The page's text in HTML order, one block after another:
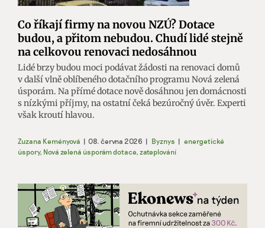
Co říkají firmy na novou NZÚ? Dotace
budou, a přitom nebudou. Chudí lidé stejně
na celkovou renovaci nedosáhnou
Lidé brzy budou moci podávat žádosti na renovaci domů
v další vlně oblíbeného dotačního programu Nová zelená
úsporám. Na přímé dotace nově dosáhnou jen domácnosti
s nízkými příjmy, na ostatní čeká bezúročný úvěr. Experti
však kroutí hlavou.
Zuzana Keményová | 08. června 2026 | Byznys | energetické
úspory, Nová zelená úsporám dotace zateplování